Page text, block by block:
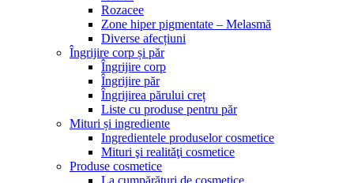
Rozacee
Zone hiper pigmentate – Melasmă
Diverse afecțiuni
Îngrijire corp și păr
Îngrijire corp
Îngrijire păr
Îngrijirea părului creț
Liste cu produse pentru păr
Mituri și ingrediente
Ingredientele produselor cosmetice
Mituri şi realităţi cosmetice
Produse cosmetice
La cumpărături de cosmetice